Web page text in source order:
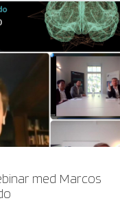
med Marcos